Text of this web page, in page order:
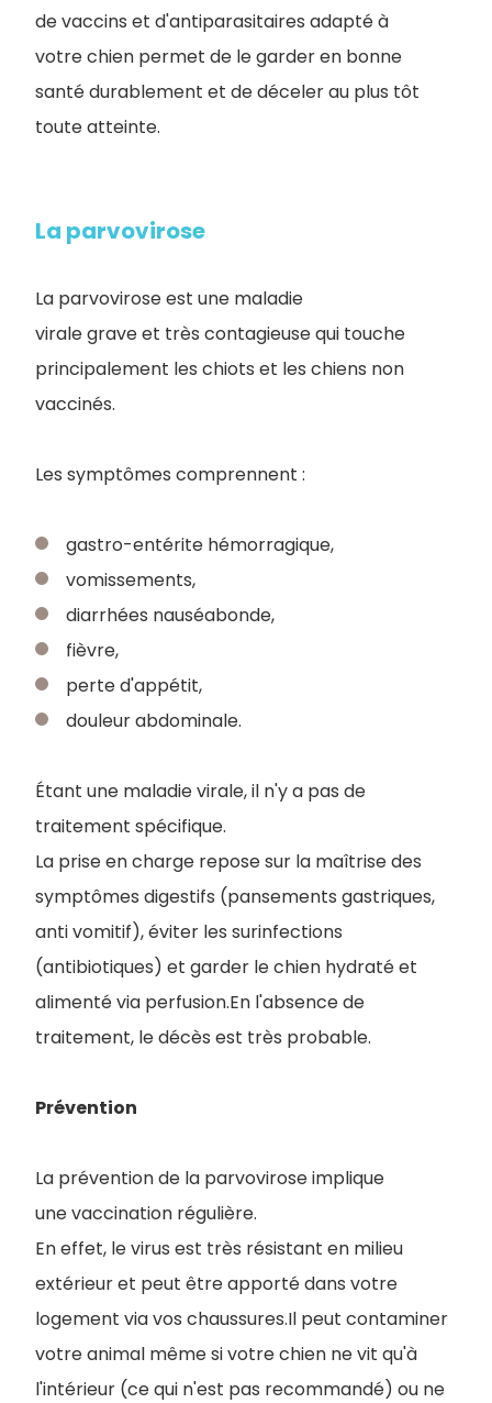
de vaccins et d'antiparasitaires adapté à
votre chien permet de le garder en bonne
santé durablement et de déceler au plus tôt
toute atteinte.
La parvovirose
La parvovirose est une maladie
virale grave et très contagieuse qui touche
principalement les chiots et les chiens non
vaccinés.
Les symptômes comprennent :
gastro-entérite hémorragique,
vomissements,
diarrhées nauséabonde,
fièvre,
perte d'appétit,
douleur abdominale.
Étant une maladie virale, il n'y a pas de
traitement spécifique.
La prise en charge repose sur la maîtrise des
symptômes digestifs (pansements gastriques,
anti vomitif), éviter les surinfections
(antibiotiques) et garder le chien hydraté et
alimenté via perfusion.En l'absence de
traitement, le décès est très probable.
Prévention
La prévention de la parvovirose implique
une vaccination régulière.
En effet, le virus est très résistant en milieu
extérieur et peut être apporté dans votre
logement via vos chaussures.Il peut contaminer
votre animal même si votre chien ne vit qu'à
l'intérieur (ce qui n'est pas recommandé) ou ne